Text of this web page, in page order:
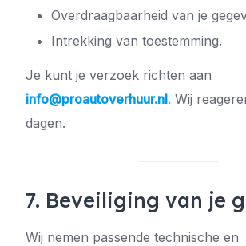
Overdraagbaarheid van je
Intrekking van toestemming.
Je kunt je verzoek richten aan
info@proautoverhuur.nl. Wij
dagen.
7. Beveiliging van je
Wij nemen passende technische en